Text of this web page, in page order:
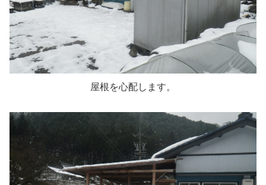
屋根を心配します。